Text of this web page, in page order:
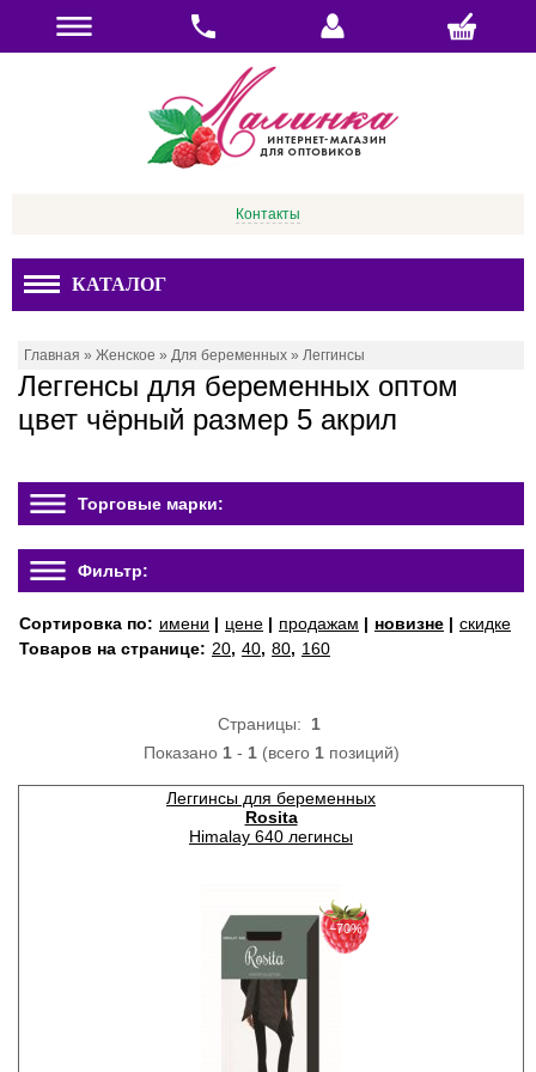
Контакты
КАТАЛОГ
Главная » Женское » Для беременных » Леггинсы
Леггенсы для беременных оптом
цвет чёрный размер 5 акрил
Торговые марки:
Фильтр:
Сортировка по: имени | цене | продажам | новизне | скидке
Товаров на странице: 20, 40, 80, 160
Страницы: 1
Показано 1- 1(всего 1позиций)
Леггинсы для беременных
Rosita
Himalay 640 легинсы
−70%